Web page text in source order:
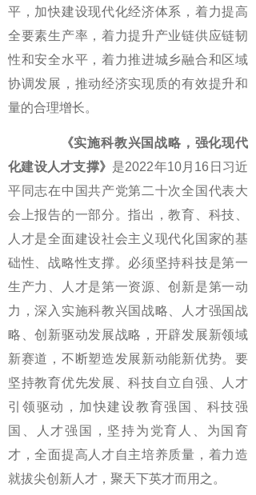
平，加快建设现代化经济体系，着力提高
全要素生产率，着力提升产业链供应链韧
性和安全水平，着力推进城乡融合和区域
协调发展，推动经济实现质的有效提升和
量的合理增长。
《实施科教兴国战略，强化现代
化建设人才支撑》 是2022年10月16日习近
平同志在中国共产党第二十次全国代表大
会上报告的一部分。指出，教育、科技、
人才是全面建设社会主义现代化国家的基
础性、战略性支撑。必须坚持科技是第一
生产力、人才是第一资源、创新是第一动
力，深入实施科教兴国战略、人才强国战
略、创新驱动发展战略，开辟发展新领域
新赛道，不断塑造发展新动能新优势。要
坚持教育优先发展、科技自立自强、人才
引领驱动，加快建设教育强国、科技强
国、人才强国，坚持为党育人、为国育
才，全面提高人才自主培养质量，着力造
就拔尖创新人才，聚天下英才而用之。